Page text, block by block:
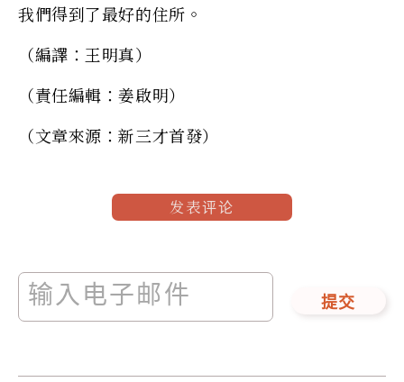
我們得到了最好的住所。
（編譯：王明真）
（責任編輯：姜啟明）
（文章來源：新三才首發）
发表评论
提交